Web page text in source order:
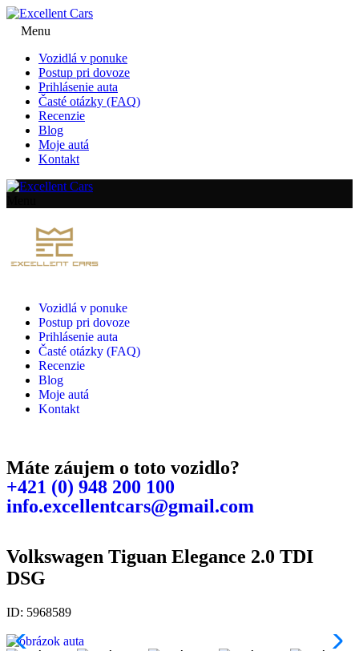
Menu
Vozidlá v ponuke
Postup pri dovoze
Prihlásenie auta
Časté otázky (FAQ)
Recenzie
Blog
Moje autá
Kontakt
Vozidlá v ponuke
Postup pri dovoze
Prihlásenie auta
Časté otázky (FAQ)
Recenzie
Blog
Moje autá
Kontakt
Máte záujem o toto vozidlo?
+421 (0) 948 200 100
info.excellentcars@gmail.com
Volkswagen Tiguan Elegance 2.0 TDI
DSG
ID: 5968589